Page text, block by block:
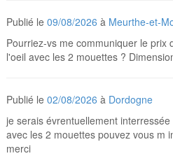
Publié le09/08/2026 à Meurthe-et-
Pourriez-vs me communiquer le prix
l'oeil avec les 2 mouettes ?
Publié le02/08/2026 à Dordogne
je serais évrentuellement
avec les 2 mouettes pouvez vous m
merci